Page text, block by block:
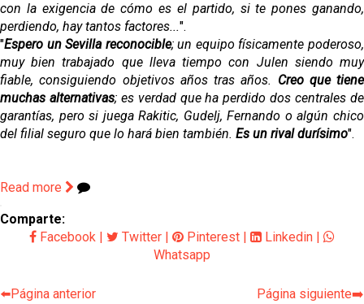
con la exigencia de cómo es el partido, si te pones ganando,
perdiendo, hay tantos factores...".
"Espero un Sevilla reconocible; un equipo físicamente poderoso,
muy bien trabajado que lleva tiempo con Julen siendo muy
fiable, consiguiendo objetivos años tras años. Creo que tiene
muchas alternativas; es verdad que ha perdido dos centrales de
garantías, pero si juega Rakitic, Gudelj, Fernando o algún chico
del filial seguro que lo hará bien también. Es un rival durísimo".
Read more
Comparte:
Facebook | Twitter | Pinterest | Linkedin |
Whatsapp
⬅️Página anterior Página siguiente➡️